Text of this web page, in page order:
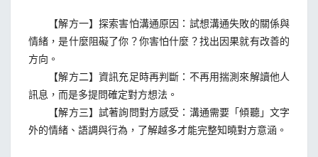
【解方一】探索害怕溝通原因：試想溝通失敗的關係與
情緒，是什麼阻礙了你？你害怕什麼？找出因果就有改善的
方向。
【解方二】資訊充足時再判斷：不再用揣測來解讀他人
訊息，而是多提問確定對方想法。
【解方三】試著詢問對方感受：溝通需要「傾聽」文字
外的情緒、語調與行為，了解越多才能完整知曉對方意涵。